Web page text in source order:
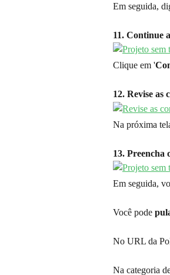
Em seguida,
11. Continue
Clique em '
12. Revise as
Na próxima
13. Preencha
Em seguida,
Você pode
No URL da
Na categoria